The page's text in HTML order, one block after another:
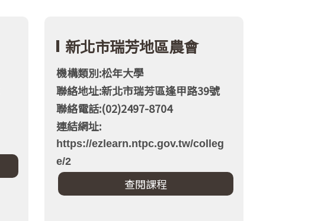
新北市瑞芳地區農會
機構類別:松年大學
聯絡地址:新北市瑞芳區逢甲路39號
聯絡電話:(02)2497-8704
連結網址:
https://ezlearn.ntpc.gov.tw/colleg
e/2